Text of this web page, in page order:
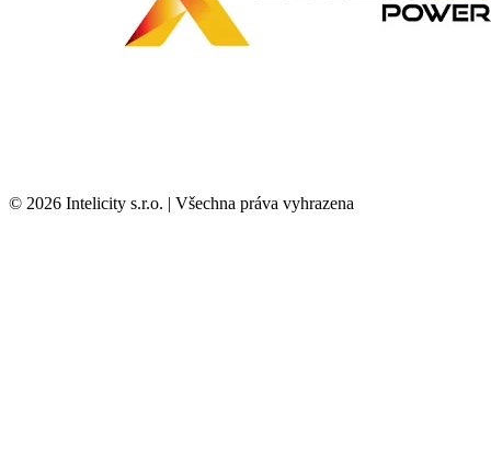
© 2026 Intelicity s.r.o. | Všechna práva vyhrazena